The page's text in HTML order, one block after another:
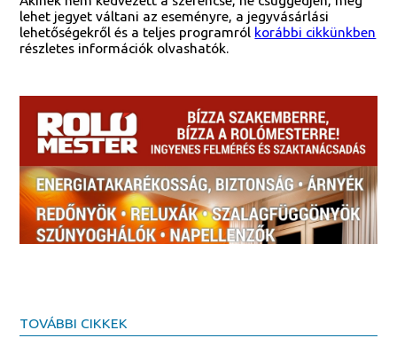
lehet jegyet váltani az eseményre, a jegyvásárlási
lehetőségekről és a teljes programról korábbi cikkünkben
részletes információk olvashatók.
TOVÁBBI CIKKEK